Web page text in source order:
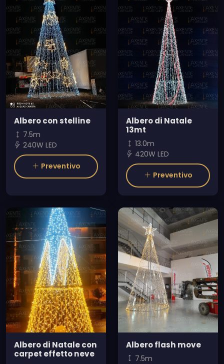
Albero con stelline
7.5m
240W LED
Preventivo
Albero di Natale
13mt
13.0m
420W LED
Preventivo
Albero di Natale con
carpet effetto neve
Albero flash move
7.5m